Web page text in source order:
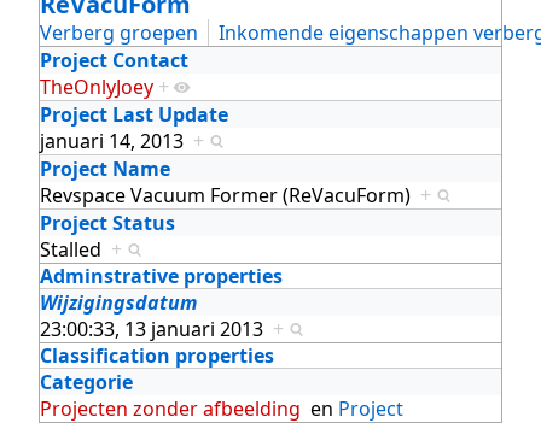
Verberg groepen
Inkomende eigenschappen
Project Contact
TheOnlyJoey +
Project Last Update
januari 14, 2013 +
Project Name
Revspace Vacuum Former (ReVacuForm) +
Project Status
Stalled +
Adminstrative properties
Wijzigingsdatum
23:00:33, 13 januari 2013 +
Classification properties
Categorie
Projecten zonder afbeelding en Project